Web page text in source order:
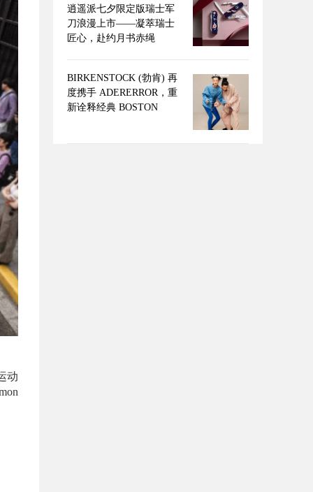
动
逍遥派七夕限定版瑞士军
刀浪漫上市——凝萃瑞士
匠心，赴约月书赤绳
BIRKENSTOCK (勃肯) 再
度携手 ADERERROR，重
新诠释经典 BOSTON